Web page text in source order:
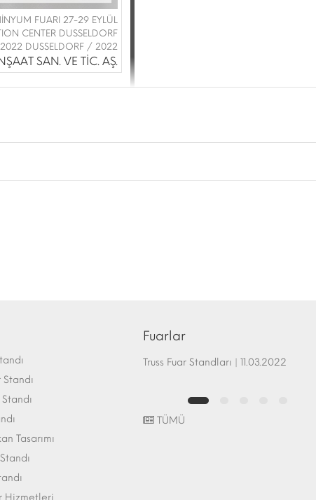
FUARI 27-29 EYLÜL
CENTER DUSSELDORF
DUSSELDORF / 2022
SAN. VE TİC. AŞ.
Tasarımı
Hizmetleri
Fuarlar
Truss Fuar Standları | 11.03.2022
TÜMÜ